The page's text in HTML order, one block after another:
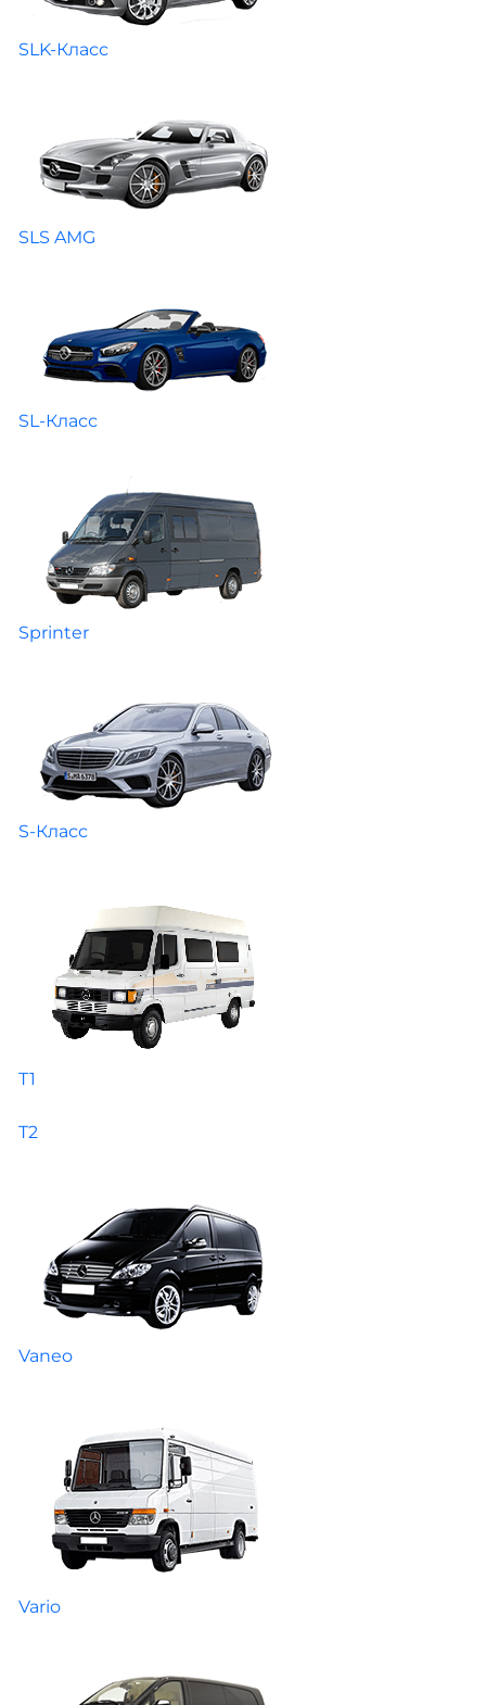
SLK-Класс
SLS AMG
SL-Класс
Sprinter
S-Класс
T1
T2
Vaneo
Vario